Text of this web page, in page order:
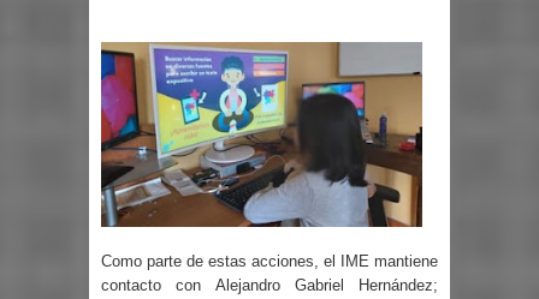
Como parte de estas acciones, el IME mantiene
contacto con Alejandro Gabriel Hernández;